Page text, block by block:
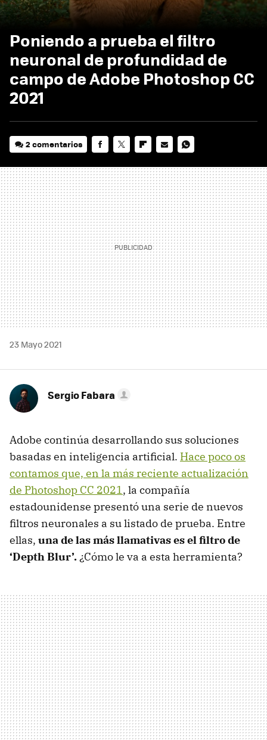
Poniendo a prueba el filtro
neuronal de profundidad de
campo de Adobe Photoshop CC
2021
2 comentarios
MAIL
23 Mayo 2021
Sergio Fabara
Adobe continúa desarrollando sus soluciones
basadas en inteligencia artificial. Hace poco os
contamos que, en la más reciente actualización
de Photoshop CC 2021, la compañía
estadounidense presentó una serie de nuevos
filtros neuronales a su listado de prueba. Entre
ellas, una de las más llamativas es el filtro de
‘Depth Blur’.¿Cómo le va a esta herramienta?